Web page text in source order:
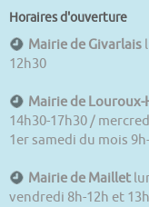
Horaires d'ouverture
Mairie de Givarlais
12h30
Mairie de
14h30-17h30 /
1er samedi du mois
Mairie de Maillet
vendredi 8h-12h et